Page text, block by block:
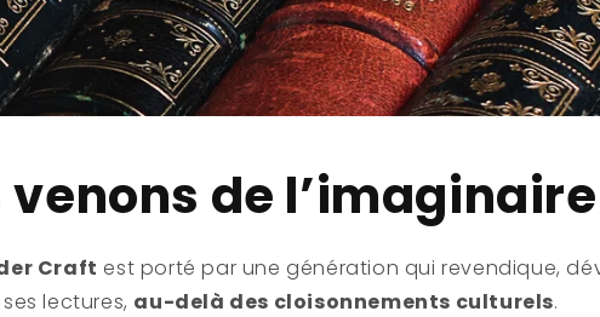
venons de l’imaginaire
Craft est porté par une génération qui revendique,
lectures, au-delà des cloisonnements culturels.